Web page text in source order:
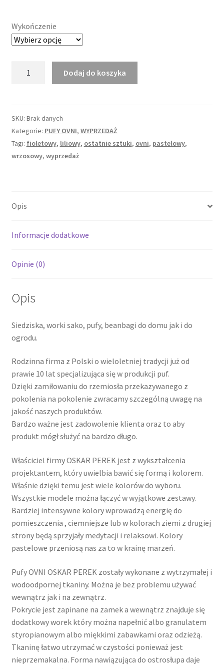
Wykończenie
PEREK
lila
Dodaj do koszyka
SKU: Brak danych
Kategorie: PUFY OVNI, WYPRZEDAŻ
Tagi: fioletowy, liliowy, ostatnie sztuki, ovni, pastelowy,
wrzosowy, wyprzedaż
Opis
Informacje dodatkowe
Opinie (0)
Opis
Siedziska, worki sako, pufy, beanbagi do domu jak i do
ogrodu.
Rodzinna firma z Polski o wieloletniej tradycji już od
prawie 10 lat specjalizująca się w produkcji puf.
Dzięki zamiłowaniu do rzemiosła przekazywanego z
pokolenia na pokolenie zwracamy szczególną uwagę na
jakość naszych produktów.
Bardzo ważne jest zadowolenie klienta oraz to aby
produkt mógł służyć na bardzo długo.
Właściciel firmy OSKAR PEREK jest z wykształcenia
projektantem, który uwielbia bawić się formą i kolorem.
Właśnie dzięki temu jest wiele kolorów do wyboru.
Wszystkie modele można łączyć w wyjątkowe zestawy.
Bardziej intensywne kolory wprowadzą energię do
pomieszczenia , ciemniejsze lub w kolorach ziemi z drugiej
strony będą sprzyjały medytacji i relaksowi. Kolory
pastelowe przeniosą nas za to w krainę marzeń.
Pufy OVNI OSKAR PEREK zostały wykonane z wytrzymałej i
wodoodpornej tkaniny. Można je bez problemu używać
wewnątrz jak i na zewnątrz.
Pokrycie jest zapinane na zamek a wewnątrz znajduje się
dodatkowy worek który można napełnić albo granulatem
styropianowym albo miękkimi zabawkami oraz odzieżą.
Tkaninę łatwo utrzymać w czystości ponieważ jest
nieprzemakalna. Forma nawiązująca do ostrosłupa daje